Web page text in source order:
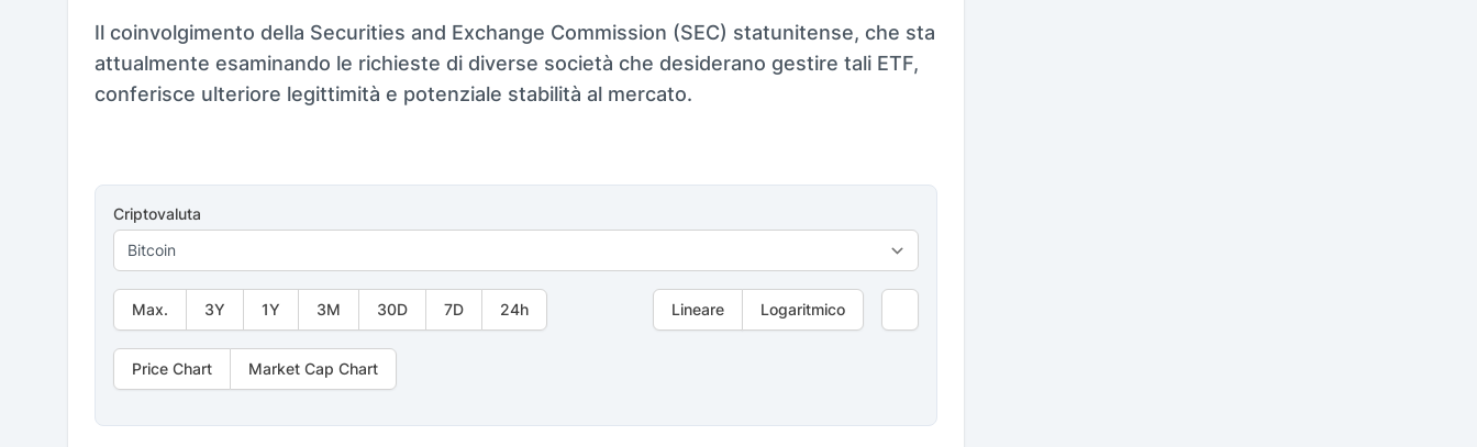
Il coinvolgimento della Securities and Exchange Commission (SEC) statunitense, che sta
attualmente esaminando le richieste di diverse società che desiderano gestire tali ETF,
conferisce ulteriore legittimità e potenziale stabilità al mercato.
Criptovaluta
Max. 3Y 1Y 3M 30D 7D 24h
Price Chart Market Cap Chart
Lineare Logaritmico